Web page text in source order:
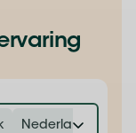
Nederland